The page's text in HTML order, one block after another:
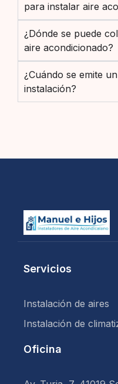
para instalar aire
¿Dónde se puede
aire acondicionado?
¿Cuándo se emite
instalación?
Servicios
Instalación de aires
Instalación de
Oficina